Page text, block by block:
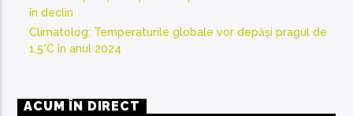
în declin
Climatolog: Temperaturile globale vor depăși pragul de
1,5°C în anul 2024
ACUM ÎN DIRECT